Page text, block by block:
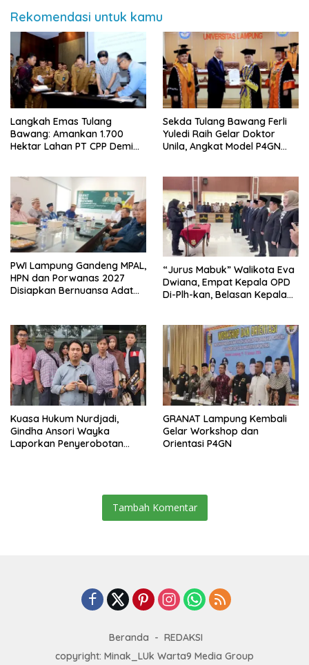
Rekomendasi untuk kamu
Langkah Emas Tulang
Bawang: Amankan 1.700
Hektar Lahan PT CPP Demi
Sekda Tulang Bawang Ferli
Yuledi Raih Gelar Doktor
Unila, Angkat Model P4GN
PWI Lampung Gandeng MPAL,
HPN dan Porwanas 2027
Disiapkan Bernuansa Adat
“Jurus Mabuk” Walikota Eva
Dwiana, Empat Kepala OPD
Di-Plh-kan, Belasan Kepala
Kuasa Hukum Nurdjadi,
Gindha Ansori Wayka
Laporkan Penyerobotan
GRANAT Lampung Kembali
Gelar Workshop dan
Orientasi P4GN
Tambah Komentar
Beranda
REDAKSI
copyright: Minak_LUk Warta9 Media Group